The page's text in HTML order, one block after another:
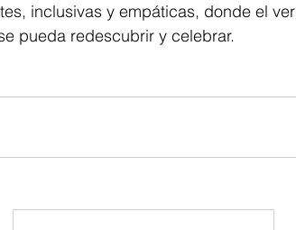
inclusivas y empáticas, donde el
pueda redescubrir y celebrar.